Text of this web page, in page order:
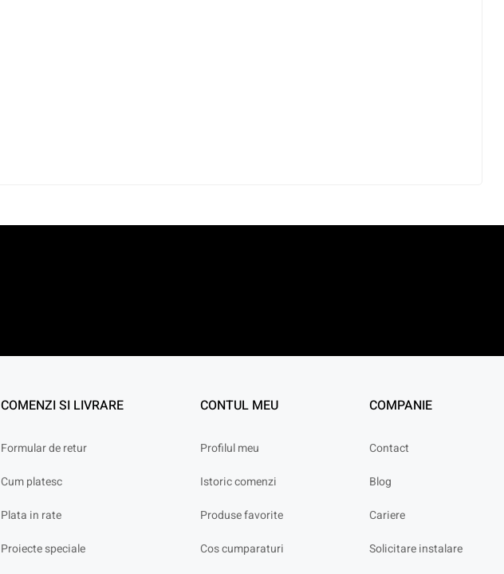
COMENZI SI LIVRARE
Formular de retur
Cum platesc
Plata in rate
Proiecte speciale
CONTUL MEU
Profilul meu
Istoric comenzi
Produse favorite
Cos cumparaturi
COMPANIE
Contact
Blog
Cariere
Solicitare instalare